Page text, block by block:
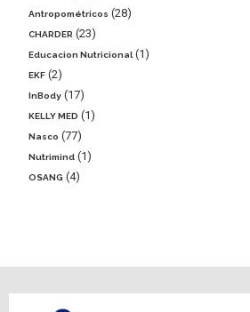
Antropométricos 28
CHARDER 23
Educacion Nutricional 1
EKF 2
InBody 17
KELLY MED 1
Nasco 77
Nutrimind 1
OSANG 4